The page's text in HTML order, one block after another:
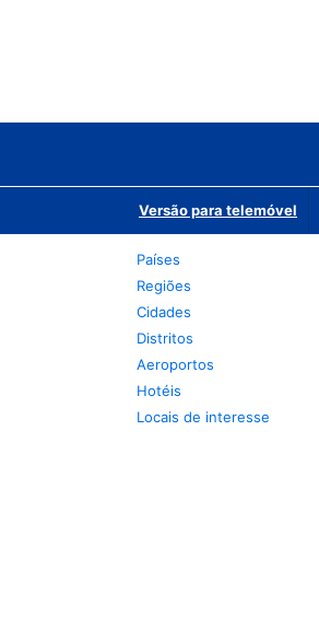
Versão para telemóvel
Países
Regiões
Cidades
Distritos
Aeroportos
Hotéis
Locais de interesse